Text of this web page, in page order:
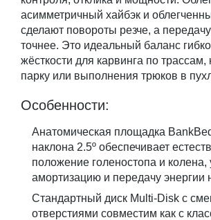
асимметричный хайбэк и
сделают повороты резче, а
точнее. Это идеальный баланс
жёсткости для карвинга по трассам,
парку или выполнения трюков в
Особенности:
Анатомическая площадка
наклона 2.5º обеспечивает
положение голеностопа и колена,
амортизацию и передачу энергии
Стандартный диск Multi-Disk с
отверстиями совместим как с